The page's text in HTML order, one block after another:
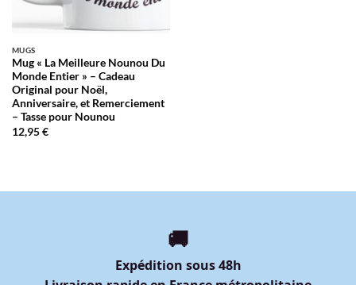
MUGS
Mug « La Meilleure Nounou Du
Monde Entier » – Cadeau
Original pour Noël,
Anniversaire, et Remerciement
– Tasse pour Nounou
12,95€
🚚
Expédition sous 48h